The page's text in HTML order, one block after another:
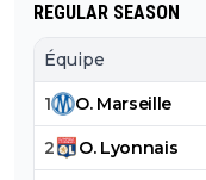
REGULAR SEASON
Équipe
1 O. Marseille
2 O. Lyonnais